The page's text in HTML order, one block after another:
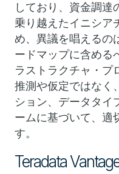
しており、資金調達
乗り越えたイニシア
め、異議を唱えるの
ードマップに含める
ラストラクチャ・プ
推測や仮定ではなく
ション、データタイ
ームに基づいて、適
す。
Teradata